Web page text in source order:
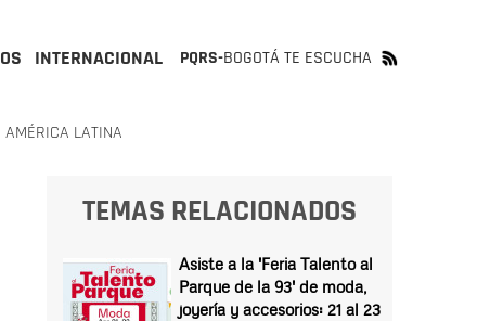
INTERNACIONAL PQRS-BOGOTÁ TE ESCUCHA
AMÉRICA LATINA
TEMAS RELACIONADOS
Asiste a la 'Feria Talento al
Parque de la 93' de moda,
joyería y accesorios: 21 al 23